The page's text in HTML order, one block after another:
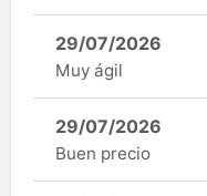
29/07/2026
Muy ágil
29/07/2026
Buen precio